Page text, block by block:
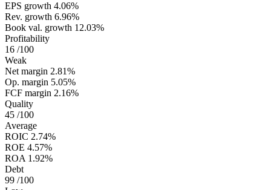
EPS growth 4.06%
Rev. growth 6.96%
Book val. growth 12.03%
Profitability
16 /100
Weak
Net margin 2.81%
Op. margin 5.05%
FCF margin 2.16%
Quality
45 /100
Average
ROIC 2.74%
ROE 4.57%
ROA 1.92%
Debt
99 /100